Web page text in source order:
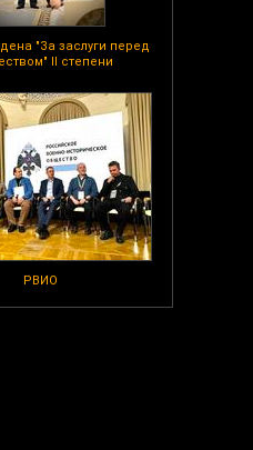
"За заслуги перед
II степени
РВИО